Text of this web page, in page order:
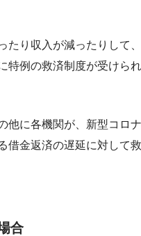
たり収入が減ったりして
特例の救済制度が受けら
他に各機関が、新型コロ
借金返済の遅延に対して
合